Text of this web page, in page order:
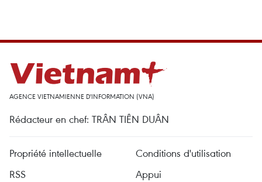
AGENCE VIETNAMIENNE D'INFORMATION (VNA)
Rédacteur en chef: TRÂN TIÊN DUÂN
Propriété intellectuelle
Conditions d'utilisation
RSS
Appui